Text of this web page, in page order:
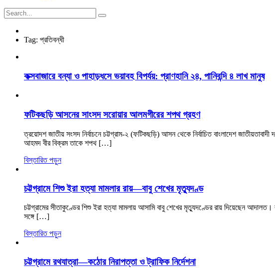
Tag: প্রতিবন্ধী
কক্সবাজারে বন্যা ও পাহাড়ধসে ভয়াবহ বিপর্যয়: প্রাণহানি ২৪, পানিবন্দি ৪ লাখ মানুষ
ফটিকছড়ি আসনের সাংসদ সরোয়ার আলমগীরের শপথ গ্রহণ
ত্রয়োদশ জাতীয় সংসদ নির্বাচনে চট্টগ্রাম-২ (ফটিকছড়ি) আসন থেকে নির্বাচিত বাংলাদেশ
আহমদ বীর বিক্রম তাকে শপথ […]
বিস্তারিত পড়ুন
চট্টগ্রামে শিশু ইরা হত্যা মামলার রায়—বাবু শেখের মৃত্যুদণ্ড
চট্টগ্রামের সীতাকুণ্ডের শিশু ইরা হত্যা মামলায় আসামি বাবু শেখের মৃত্যুদণ্ডের রায় দিয়েছেন
সঙ্গে […]
বিস্তারিত পড়ুন
চট্টগ্রামে রথযাত্রা—কঠোর নিরাপত্তা ও ট্রাফিক নির্দেশনা